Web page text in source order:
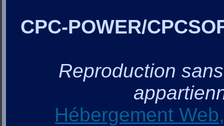
CPC-POWER/
Reproduction
Hébergement